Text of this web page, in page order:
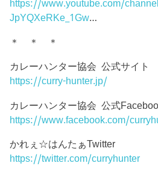
https://www.youtube.com/
JpYQXeRKe_1Gw…
＊ ＊ ＊
カレーハンター協会 公式サイト
https://curry-hunter.jp/
カレーハンター協会 公式
https://www.facebook.com/
かれぇ☆はんたぁTwitter
https://twitter.com/curryhunter